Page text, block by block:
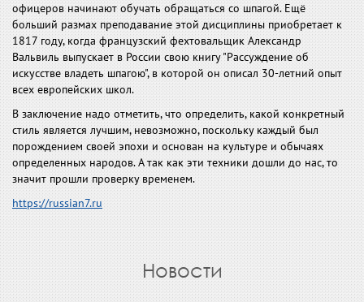
офицеров начинают обучать обращаться со шпагой. Ещё
больший размах преподавание этой дисциплины приобретает к
1817 году, когда французский фехтовальщик Александр
Вальвиль выпускает в России свою книгу "Рассуждение об
искусстве владеть шпагою", в которой он описал 30-летний опыт
всех европейских школ.
В заключение надо отметить, что определить, какой конкретный
стиль является лучшим, невозможно, поскольку каждый был
порождением своей эпохи и основан на культуре и обычаях
определенных народов. А так как эти техники дошли до нас, то
значит прошли проверку временем.
https://russian7.ru
Новости